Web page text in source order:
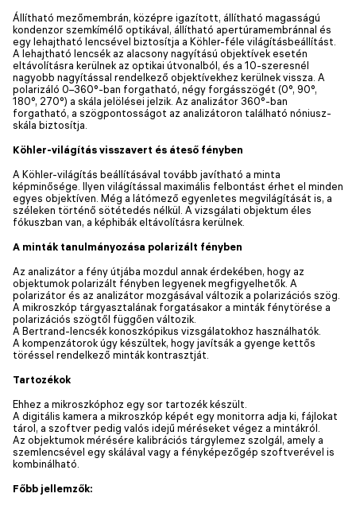
Állítható mezőmembrán, középre igazított, állítható magasságú
kondenzor szemkímélő optikával, állítható apertúramembránnal és
egy lehajtható lencsével biztosítja a Köhler-féle világításbeállítást.
A lehajtható lencsék az alacsony nagyítású objektívek esetén
eltávolításra kerülnek az optikai útvonalból, és a 10-szeresnél
nagyobb nagyítással rendelkező objektívekhez kerülnek vissza. A
polarizáló 0–360°-ban forgatható, négy forgásszögét (0°, 90°,
180°, 270°) a skála jelölései jelzik. Az analizátor 360°-ban
forgatható, a szögpontosságot az analizátoron található nóniusz-
skála biztosítja.
Köhler-világítás visszavert és áteső fényben
A Köhler-világítás beállításával tovább javítható a minta
képminősége. Ilyen világítással maximális felbontást érhet el minden
egyes objektíven. Még a látómező egyenletes megvilágítását is, a
széleken történő sötétedés nélkül. A vizsgálati objektum éles
fókuszban van, a képhibák eltávolításra kerülnek.
A minták tanulmányozása polarizált fényben
Az analizátor a fény útjába mozdul annak érdekében, hogy az
objektumok polarizált fényben legyenek megfigyelhetők. A
polarizátor és az analizátor mozgásával változik a polarizációs szög.
A mikroszkóp tárgyasztalának forgatásakor a minták fénytörése a
polarizációs szögtől függően változik.
A Bertrand-lencsék konoszkópikus vizsgálatokhoz használhatók.
A kompenzátorok úgy készültek, hogy javítsák a gyenge kettős
töréssel rendelkező minták kontrasztját.
Tartozékok
Ehhez a mikroszkóphoz egy sor tartozék készült.
A digitális kamera a mikroszkóp képét egy monitorra adja ki, fájlokat
tárol, a szoftver pedig valós idejű méréseket végez a mintákról.
Az objektumok mérésére kalibrációs tárgylemez szolgál, amely a
szemlencsével egy skálával vagy a fényképezőgép szoftverével is
kombinálható.
Főbb jellemzők: